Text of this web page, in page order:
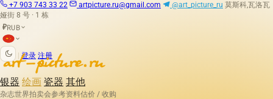
+7 903 743 33 22 artpicture.ru@gmail.com @art_picture_ru 莫斯科,瓦洛瓦
娅街 8 号 · 1 栋
₽RUB
登录 注册
银器 绘画 瓷器 其他
杂志世界拍卖会参考资料估价 / 收购